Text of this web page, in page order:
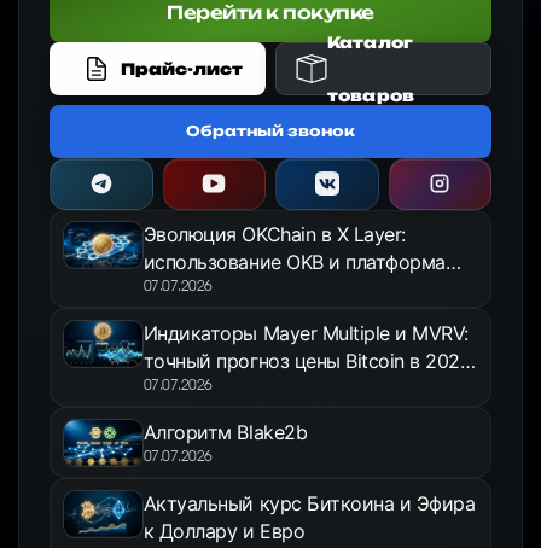
Перейти к покупке
Прайс-лист
Каталог
товаров
Обратный звонок
Эволюция OKChain в X Layer:
использование OKB и платформа
OKX Jumpstart в 2026 году
07.07.2026
Индикаторы Mayer Multiple и MVRV:
точный прогноз цены Bitcoin в 2026
году
07.07.2026
Алгоритм Blake2b
07.07.2026
Актуальный курс Биткоина и Эфира
к Доллару и Евро